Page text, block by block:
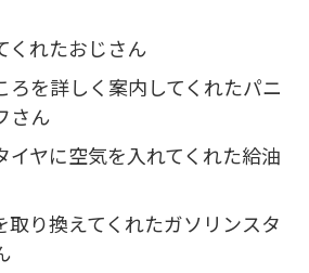
くれたおじさん
ろを詳しく案内してくれたパニ
さん
イヤに空気を入れてくれた給油
取り換えてくれたガソリンスタ